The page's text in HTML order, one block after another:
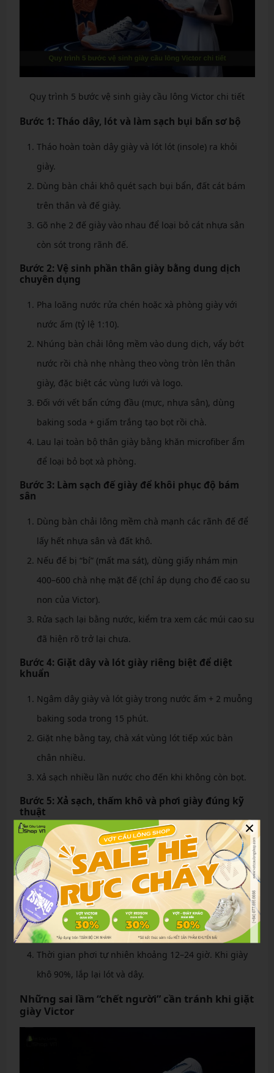
Quy trình 5 bước vệ sinh giày cầu lông Victor chi tiết
Bước 1: Tháo dây, lót và làm sạch bụi bẩn sơ bộ
Tháo hoàn toàn dây giày và lót lót (insole) ra khỏi
giày.
Dùng bàn chải khô quét sạch bụi bẩn, đất cát bám
trên thân và đế giày.
Gõ nhẹ 2 đế giày vào nhau để loại bỏ cát nhựa sân
còn sót trong rãnh đế.
Bước 2: Vệ sinh phần thân giày bằng dung dịch
chuyên dụng
Pha loãng nước rửa chén hoặc xà phòng giày với
nước ấm (tỷ lệ 1:10).
Nhúng bàn chải lông mềm vào dung dịch, vẩy bớt
nước rồi chà nhẹ nhàng theo vòng tròn lên thân
giày, đặc biệt các vùng lưới và logo.
Đối với vết bẩn cứng đầu (mực, nhựa sân), dùng
baking soda + giấm trắng tạo bọt rồi chà.
Lau lại toàn bộ thân giày bằng khăn microfiber ẩm
để loại bỏ bọt xà phòng.
Bước 3: Làm sạch đế giày để khôi phục độ bám
sân
Dùng bàn chải lông mềm chà mạnh các rãnh đế để
lấy hết nhựa sân và đất khô.
Nếu đế bị “bí” (mất ma sát), dùng giấy nhám mịn
400–600 chà nhẹ mặt đế (chỉ áp dụng cho đế cao su
non của Victor).
Rửa sạch lại bằng nước, kiểm tra xem các múi cao su
đã hiện rõ trở lại chưa.
Bước 4: Giặt dây và lót giày riêng biệt để diệt
khuẩn
Ngâm dây giày và lót giày trong nước ấm + 2 muỗng
baking soda trong 15 phút.
Giặt nhẹ bằng tay, chà xát vùng lót tiếp xúc bàn
chân nhiều.
Xả sạch nhiều lần nước cho đến khi không còn bọt.
Bước 5: Xả sạch, thấm khô và phơi giày đúng kỹ
thuật
Xả giày dưới vòi nước mát đến khi nước trong (không
ngâm).
Dùng khăn khô thấm nước từ trong ra ngoài, nhồi
giấy báo vào lòng giày để hút ẩm và giữ form.
Phơi ở nơi thoáng mát, có gió, tránh ánh nắng trực
tiếp và nguồn nhiệt cao.
Thời gian phơi tự nhiên khoảng 12–24 giờ. Khi giày
khô 90%, lắp lại lót và dây.
Những sai lầm “chết người” cần tránh khi giặt
giày Victor
×